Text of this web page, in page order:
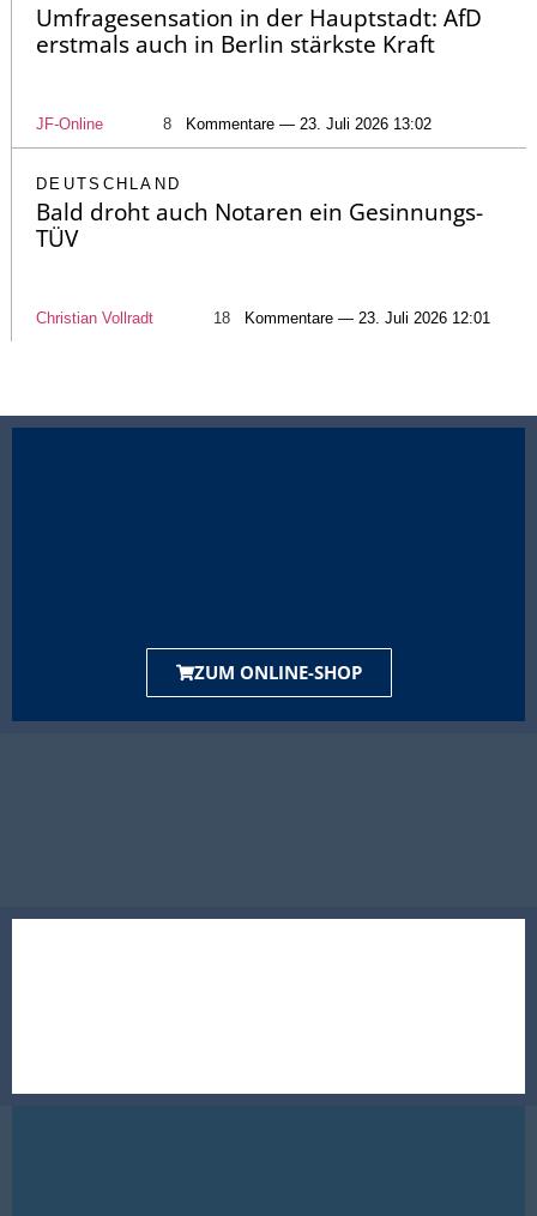
Umfragesensation in der Hauptstadt: AfD
erstmals auch in Berlin stärkste Kraft
JF-Online 8 Kommentare — 23. Juli 2026 13:02
DEUTSCHLAND
Bald droht auch Notaren ein Gesinnungs-
TÜV
Christian Vollradt 18 Kommentare — 23. Juli 2026 12:01
ZUM ONLINE-SHOP